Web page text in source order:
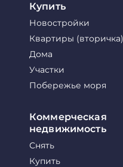
Купить
Новостройки
Квартиры (вторичка)
Дома
Участки
Побережье моря
Коммерческая
недвижимость
Снять
Купить